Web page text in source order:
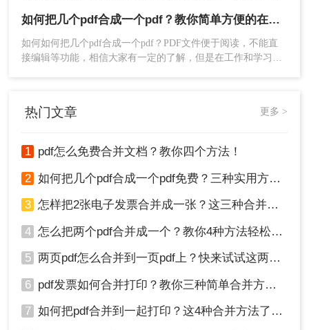
在合并PDF文件时，需要注意以下几点：
1、确保每个PDF文件都是完整且可读的，避免出现
损坏或无法打开的情况。
2、在合并前最好备份原始文件，以防万一出现错误
时间。请耐心等待，不要频繁中断或关闭软件或网
总结：
以上就是怎么把三个pdf合成一个pdf的方法介绍
了，你可以轻松地将三个PDF文件合并成一个PDF
便你进行查阅和分享。无论是使用专业的PDF编辑
软件还是在线合并工具，都能帮助你实现这一目
吧！
作是有益的，工作效率也会大大提高，所以，怎样才能把多个
PDF文件迅速合并为一个PDF文件？今日小编推荐一种非常有
效的合并多个pdf文档方法，帮助您快速实现多个pdf文件怎么
合并成一个文件！
如何把几个pdf合成一个pdf？教你简单方便的在线合并方法！
如何如何把几个pdf合成一个pdf？PDF文件便于阅读，不能直
接编辑等功能，相信大家有一定的了解，但是在工作和学习中
热门文章 更多 >
1 pdf怎么免费合并文档？教你四个方法！
2 如何把几个pdf合成一个pdf免费？三种实用方法分享！
3 怎样把2张电子发票合并成一张？这三种合并方法学习一下!
4 怎么把两个pdf合并成一个？教你4种方法轻松完成合并！
5 两页pdf怎么合并到一页pdf上？快来试试这两种方法吧！
6 pdf发票如何合并打印？教你三种简单合并方法！
7 如何把pdf合并到一起打印？这4种合并方法了解一下！